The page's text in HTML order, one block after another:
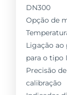
DN300
Opção de
Ligação ao
para o tipo
Precisão
calibração